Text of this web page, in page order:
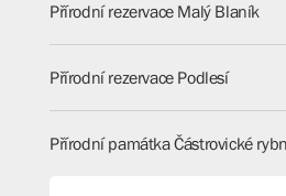
Přírodní rezervace Malý Blaník
Přírodní rezervace Podlesí
Přírodní památka Částrovické